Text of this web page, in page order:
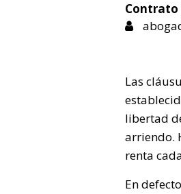
Contrato
Las
libertad
arriendo.
renta
En